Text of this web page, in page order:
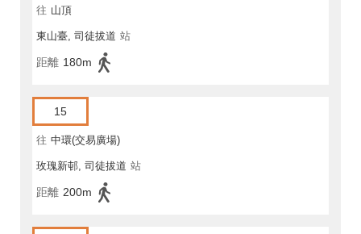
往 山頂
東山臺, 司徒拔道 站
距離 180m
15
往 中環(交易廣場)
玫瑰新邨, 司徒拔道 站
距離 200m